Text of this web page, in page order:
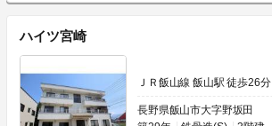
ハイツ宮崎
ＪＲ飯山線 飯山駅 徒歩26分
長野県飯山市大字野坂田